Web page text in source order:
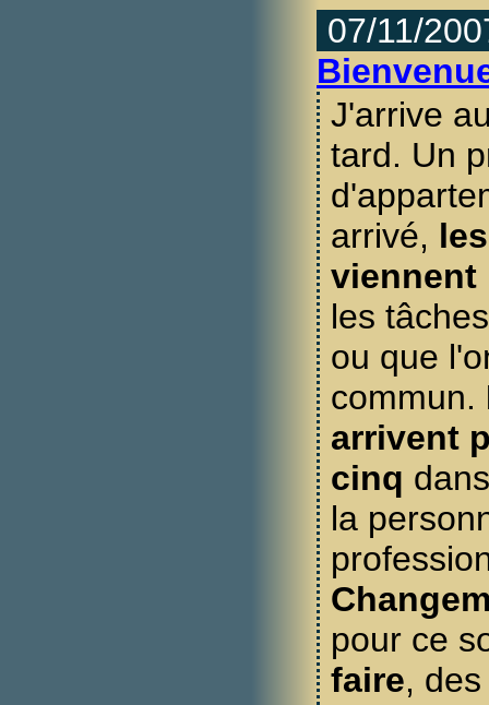
07/11/
J'arrive
tard. Un
arrivé,
viennent
les
ou que
commun.
arrivent
cinq
la
pour ce
faire,